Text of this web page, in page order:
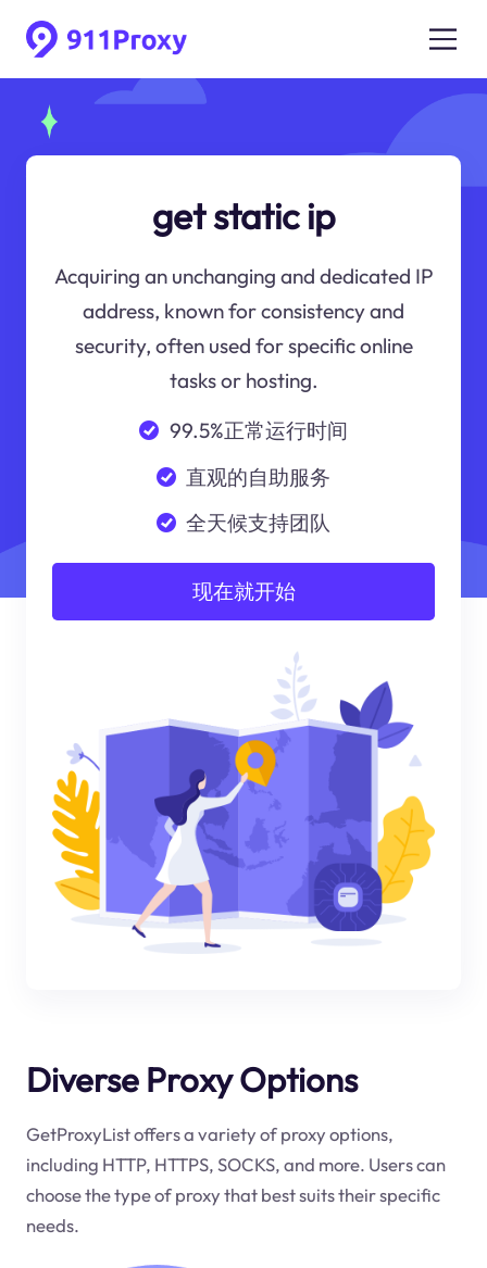
get static ip
Acquiring an unchanging and dedicated IP
address, known for consistency and
security, often used for specific online
tasks or hosting.
99.5%正常运行时间
直观的自助服务
全天候支持团队
现在就开始
Diverse Proxy Options
GetProxyList offers a variety of proxy options,
including HTTP, HTTPS, SOCKS, and more. Users can
choose the type of proxy that best suits their specific
needs.